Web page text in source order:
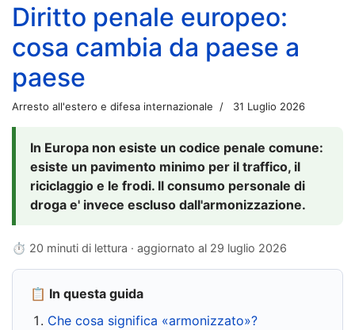
Diritto penale europeo:
cosa cambia da paese a
paese
Arresto all'estero e difesa internazionale 31 Luglio 2026
In Europa non esiste un codice penale comune:
esiste un pavimento minimo per il traffico, il
riciclaggio e le frodi. Il consumo personale di
droga e' invece escluso dall'armonizzazione.
⏱ 20 minuti di lettura · aggiornato al 29 luglio 2026
📋 In questa guida
Che cosa significa «armonizzato»?